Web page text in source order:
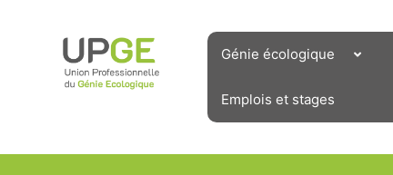
Génie écologique
Emplois et stages